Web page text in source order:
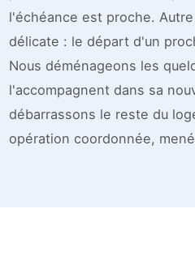
l'échéance est proche.
délicate : le départ d'un
Nous déménageons les
l'accompagnent dans sa
débarrassons le reste du
opération coordonnée,